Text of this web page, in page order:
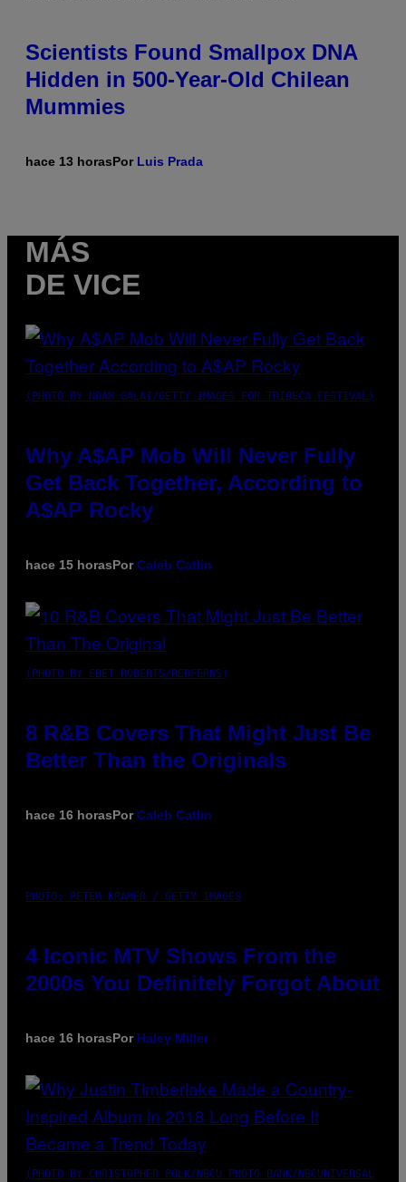
Scientists Found Smallpox DNA
Hidden in 500-Year-Old Chilean
Mummies
hace 13 horasPor Luis Prada
MÁS
DE VICE
(PHOTO BY NOAM GALAI/GETTY IMAGES FOR TRIBECA FESTIVAL)
Why A$AP Mob Will Never Fully
Get Back Together, According to
A$AP Rocky
hace 15 horasPorCaleb Catlin
(PHOTO BY EBET ROBERTS/REDFERNS)
8 R&B Covers That Might Just Be
Better Than the Originals
hace 16 horasPorCaleb Catlin
PHOTO: PETER KRAMER / GETTY IMAGES
4 Iconic MTV Shows From the
2000s You Definitely Forgot About
hace 16 horasPor Haley Miller
(PHOTO BY CHRISTOPHER POLK/NBCU PHOTO BANK/NBCUNIVERSAL